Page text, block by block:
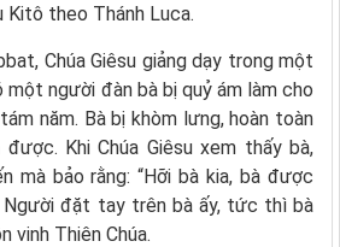
Kitô theo Thánh Luca.
Chúa Giêsu giảng dạy trong một
một người đàn bà bị quỷ ám làm cho
năm. Bà bị khòm lưng, hoàn toàn
Khi Chúa Giêsu xem thấy bà,
mà bảo rằng: “Hỡi bà kia, bà được
Người đặt tay trên bà ấy, tức thì bà
vinh Thiên Chúa.